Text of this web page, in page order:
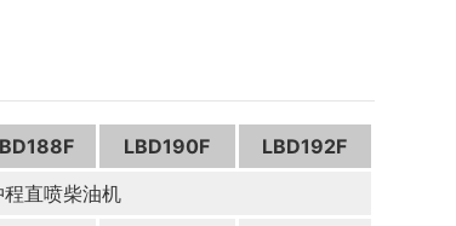
LBD190F
LBD192F
直喷柴油机